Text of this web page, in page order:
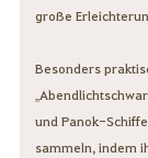
große
Besonders
und Panok-
sammeln, indem